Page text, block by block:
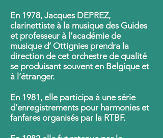
En 1978, Jacques DEPREZ,
clarinettiste à la musique des Guides
et professeur à l’académie de
musique d’ Ottignies prendra la
direction de cet orchestre de qualité
se produisant souvent en Belgique et
à l’étranger.
En 1981, elle participa à une série
d’enregistrements pour harmonies et
fanfares organisés par la RTBF.